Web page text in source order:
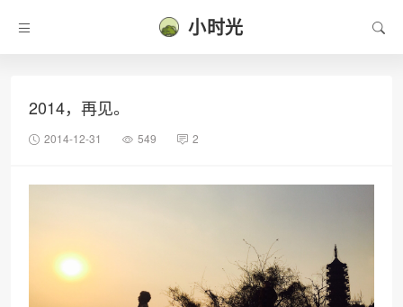
小时光
2014，再见。
2014-12-31 549 2